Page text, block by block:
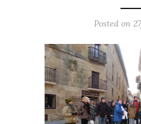
Posted on